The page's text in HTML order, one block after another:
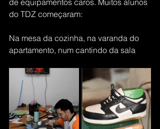
do TDZ começaram:
Na mesa da cozinha, na varanda do
apartamento, num cantindo da sala